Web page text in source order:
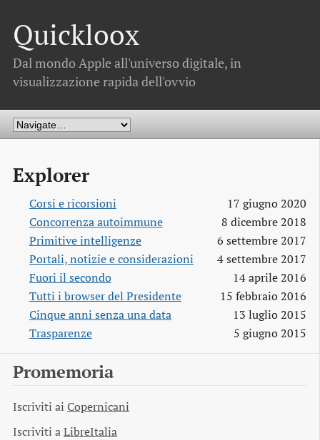
Quickloox
Dal mondo Apple all'universo digitale, in
visualizzazione rapida dell'ovvio
Explorer
Corsi e ricorsioni
17 giugno 2020
Concorrenza autoimmune
8 dicembre 2018
Primitive intelligenze
6 settembre 2017
Portali, notizie e considerazioni
4 settembre 2017
Fuori il secondo
14 aprile 2016
Tutti i browser del Presidente
15 febbraio 2016
Cinque anni senza una data
13 luglio 2015
Trasparenze
5 giugno 2015
Promemoria
Iscriviti ai Copernicani
Iscriviti aLibreItalia